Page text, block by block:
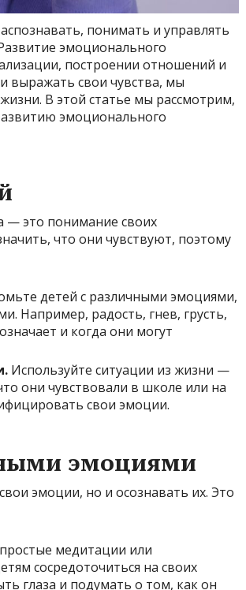
понимать и управлять
эмоционального
построении отношений и
выражать свои чувства, мы
В этой статье мы рассмотрим,
эмоционального
— это понимание своих
что они чувствуют, поэтому
детей с различными эмоциями,
Например, радость, гнев, грусть,
и когда они могут
Используйте ситуации из жизни —
они чувствовали в школе или на
свои эмоции.
эмоциями
эмоции, но и осознавать их. Это
медитации или
сосредоточиться на своих
глаза и подумать о том, как он